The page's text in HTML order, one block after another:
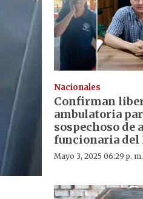
Nacionales
Confirman
ambulatoria
sospechoso de
funcionaria del
Mayo 3, 2025 06:29 p. m.